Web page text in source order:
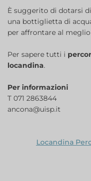
È suggerito di dotarsi
una bottiglietta di
per affrontare al
Per sapere tutti i
locandina.
Per informazioni
T 071 2863844
ancona@uisp.it
Locandina